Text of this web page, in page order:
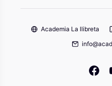
Academia La llibreta